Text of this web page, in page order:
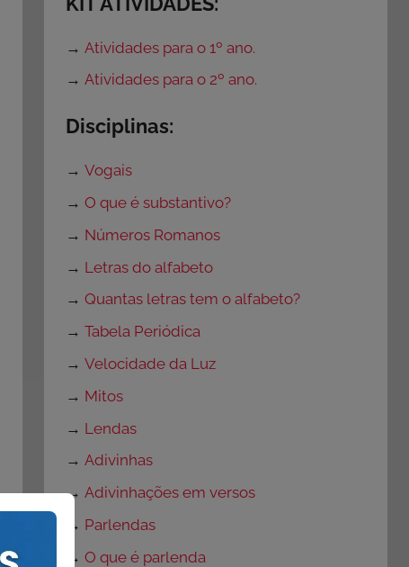
→Atividades para o 1º ano.
→Atividades para o 2º ano.
Disciplinas:
→Vogais
→O que é substantivo?
→ Números Romanos
→ Letras do alfabeto
→Quantas letras tem o alfabeto?
→Tabela Periódica
→Velocidade da Luz
→ Mitos
→ Lendas
→Adivinhas
→Adivinhações em versos
→ Parlendas
→O que é parlenda